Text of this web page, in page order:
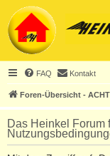
FAQ Kontakt
Foren-Übersicht -
Das Heinkel Forum